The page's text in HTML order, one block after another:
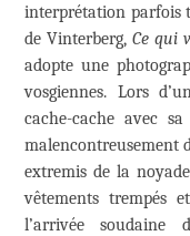
interprétation parfois
de Vinterberg, Ce qui
adopte une
vosgiennes. Lors
cache-cache avec
malencontreusement
extremis de la
vêtements trempés
l’arrivée